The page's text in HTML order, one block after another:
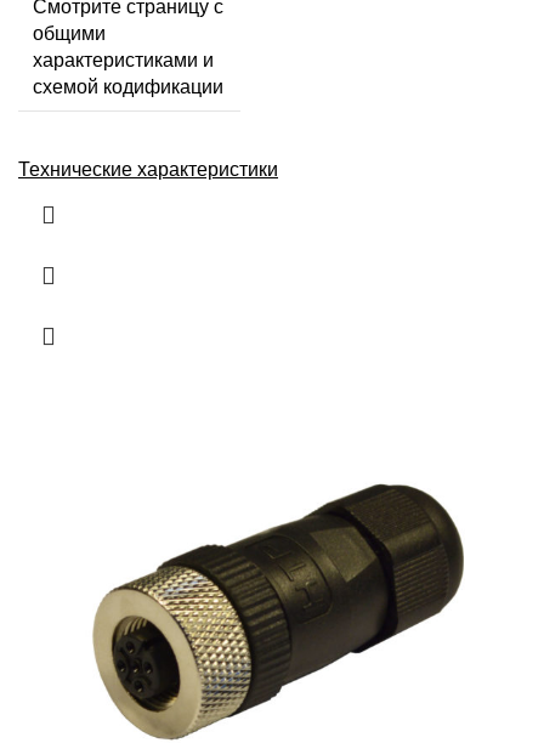
Смотрите страницу с
общими
характеристиками и
схемой кодификации
Технические характеристики